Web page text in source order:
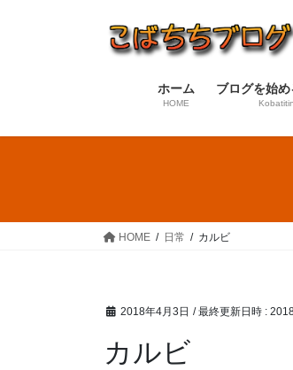
ス
ン
ホーム
HOME
ブログを始
HOME 日常 カルビ
2018年4月3日 / 最終更新日時 :
カルビ